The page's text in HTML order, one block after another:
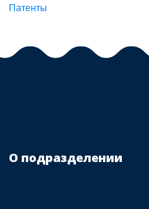
Патенты
О подразделении